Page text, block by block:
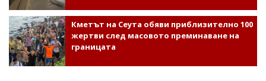
Кметът на Сеута обяви приблизително 100
жертви след масовото преминаване на
границата